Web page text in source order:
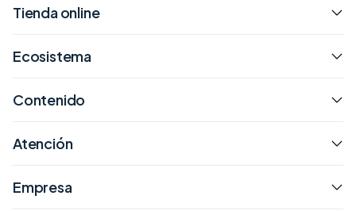
Tienda online
Ecosistema
Contenido
Atención
Empresa